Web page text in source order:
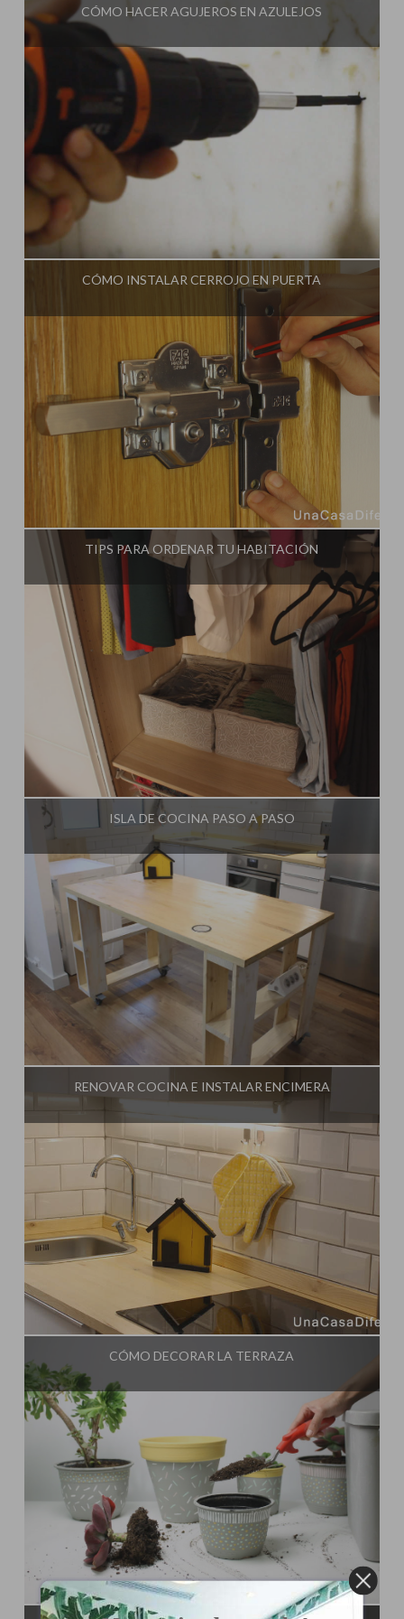
CÓMO HACER AGUJEROS EN AZULEJOS
CÓMO INSTALAR CERROJO EN PUERTA
Una Casa Diferente
TIPS PARA ORDENAR TU HABITACIÓN
Influencer: Una Casa Diferente
ISLA DE COCINA PASO A PASO
Influencer: Una Casa Diferente
RENOVAR COCINA E INSTALAR ENCIMERA
Influencer: Una Casa Diferente
CÓMO DECORAR LA TERRAZA
Influencer:Una Casa Diferente